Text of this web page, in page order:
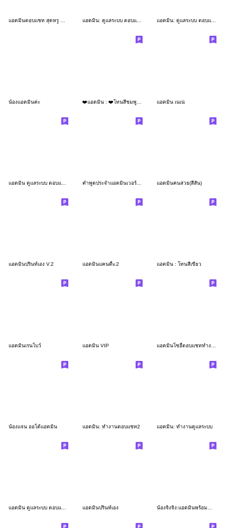
แอดมินตอบแชท สุดหรู ❤️(ผู้หญิง) แอดมิน: ดูแลระบบ ตอบแชท ทำงาน แอดมิน: ดูแลระบบ ตอบแชท ทำงาน.
น้องแอดมินค่ะ แอดมิน เนเน่
แอดมินคนสวย(สีสัน)
แอดมินปรินท์เอง V.2 แอดมินแคนดี้v.2 แอดมิน : โทนสีเขียว
แอดมินเรนโบว์ แอดมิน VIP แอดมินโซอี้ตอบแชททำงาน
น้องแจน ออโต้แอดมิน แอดมิน: ทำงานตอบแชท2 แอดมิน: ทำงานดูแลระบบ
แอดมิน ดูแลระบบ ตอบแชททำงาน2 แอดมินปรินท์เอง น้องจิงจิง:แอดมินพร้อมทำงานค่ะ